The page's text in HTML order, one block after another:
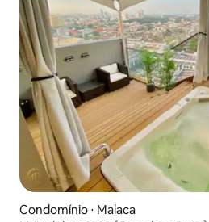
Condomínio ⋅ Malaca